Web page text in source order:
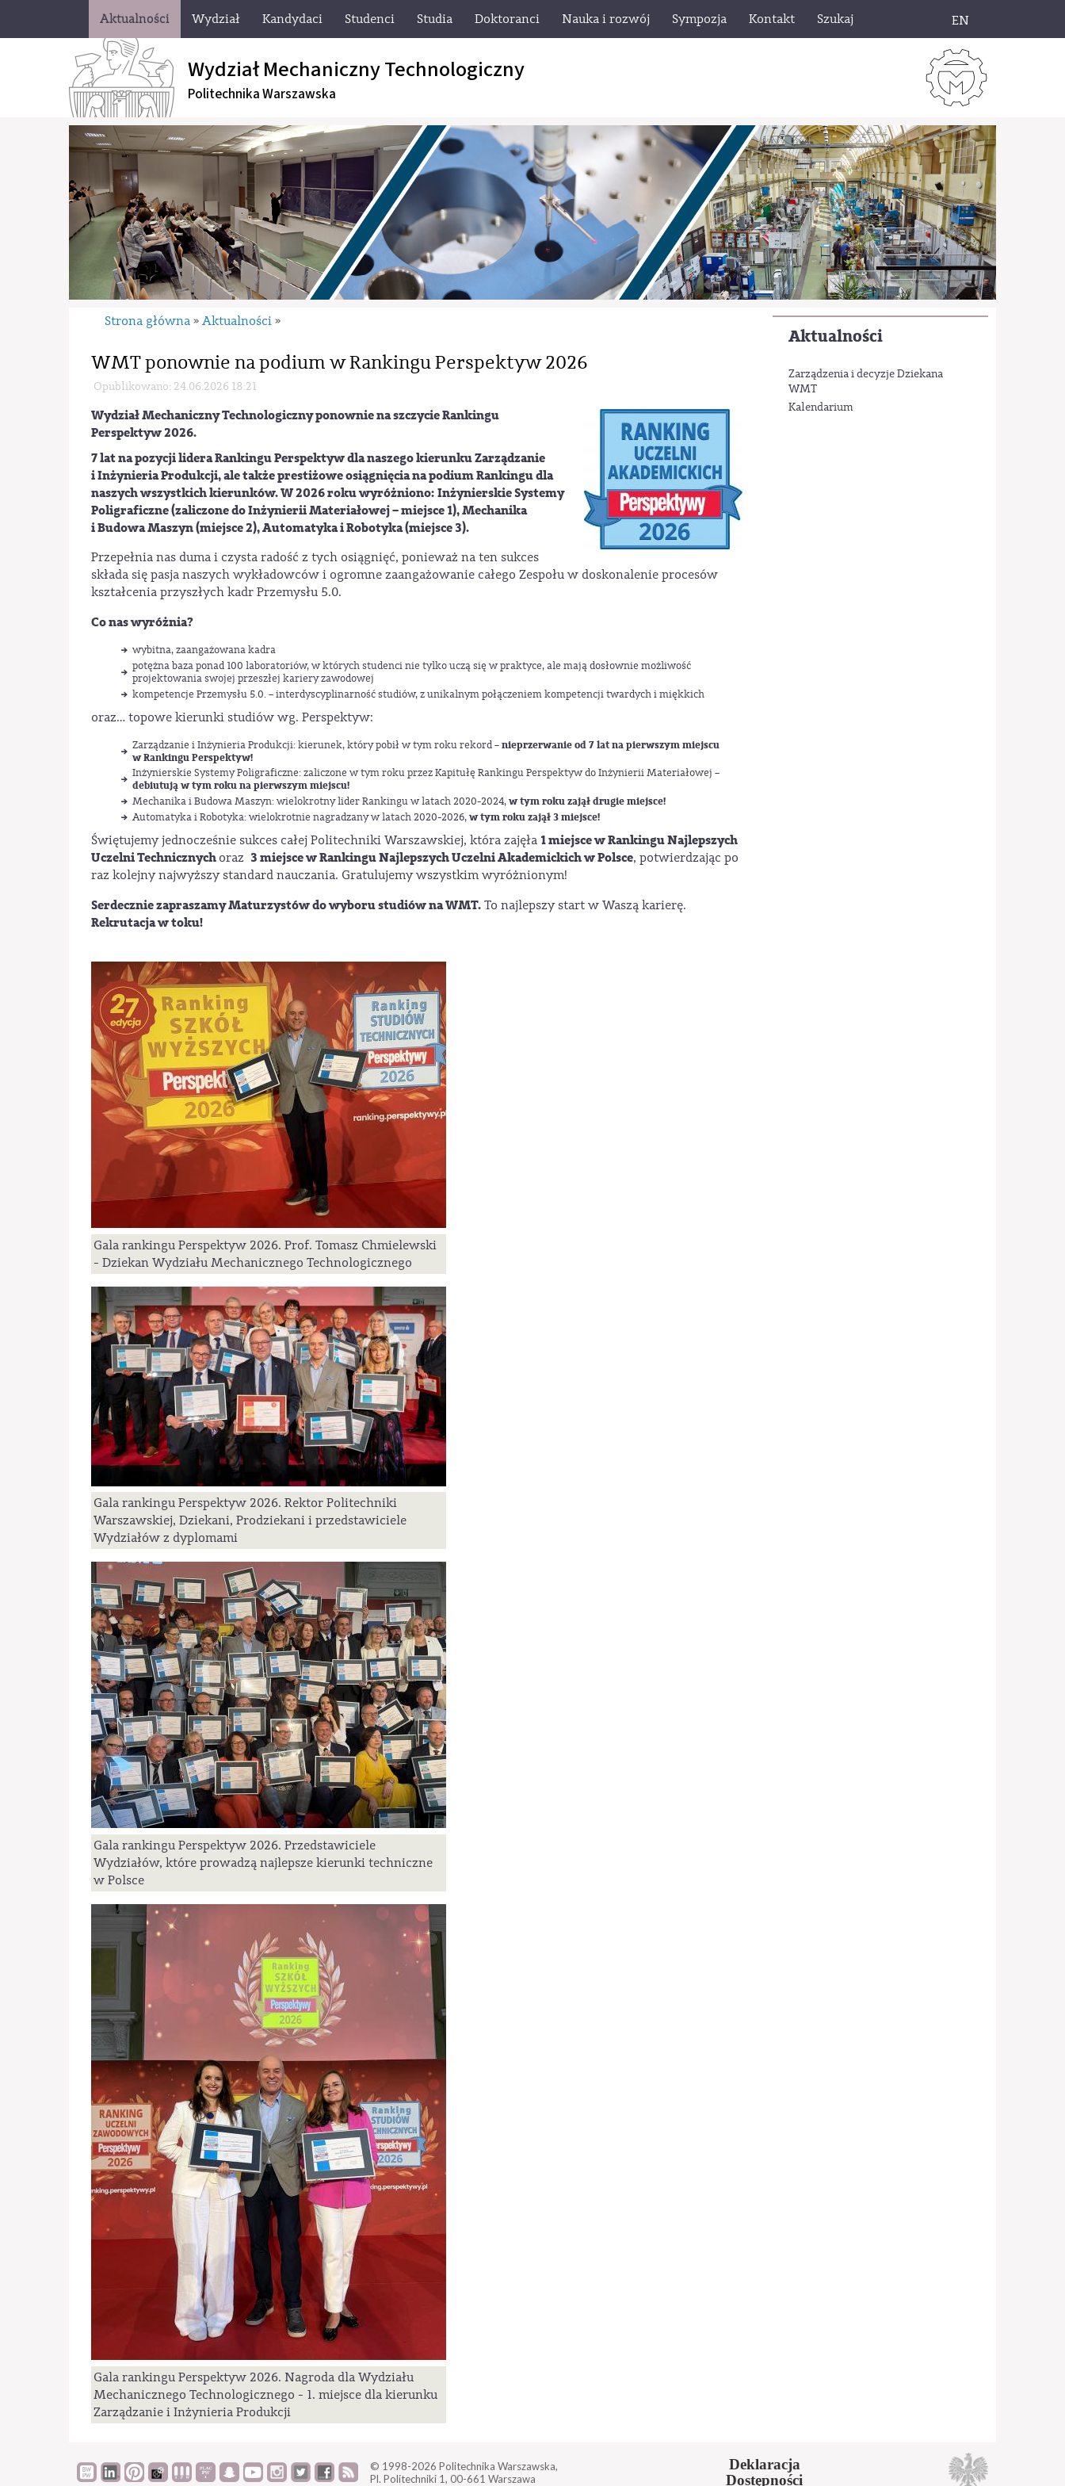
Aktualności Wydział Kandydaci Studenci Studia Doktoranci Nauka i rozwój Sympozja Kontakt Szukaj EN
Wydział Mechaniczny Technologiczny
Politechnika Warszawska
Aktualności
Zarządzenia i decyzje Dziekana
WMT
Kalendarium
Strona główna » Aktualności »
WMT ponownie na podium w Rankingu Perspektyw 2026
Opublikowano: 24.06.2026 18:21
Wydział Mechaniczny Technologicznyponownie na szczycieRankingu
Perspektyw 2026.
7 lat na pozycjilideraRankingu Perspektyw dla naszegokierunku Zarządzanie
i Inżynieria Produkcji, ale takżeprestiżowe osiągnięcia na podium Rankingu dla
naszych wszystkich kierunków. W 2026 roku wyróżniono: Inżynierskie Systemy
Poligraficzne (zaliczone do Inżynierii Materiałowej – miejsce 1), Mechanika
i Budowa Maszyn (miejsce 2), Automatyka i Robotyka (miejsce 3).
Przepełnia nas duma i czysta radość z tych osiągnięć, ponieważ na ten sukces
składa się pasja naszych wykładowców i ogromne zaangażowanie całego Zespołu w doskonalenie procesów
kształcenia przyszłych kadr Przemysłu 5.0.
Co nas wyróżnia?
wybitna, zaangażowana kadra
potężna baza ponad 100 laboratoriów, w których studenci nie tylko uczą się w praktyce, ale mają dosłownie możliwość
projektowania swojej przeszłej kariery zawodowej
kompetencje Przemysłu 5.0. – interdyscyplinarność studiów, z unikalnym połączeniem kompetencji twardych i miękkich
oraz… topowe kierunki studiów wg. Perspektyw:
Zarządzanie i Inżynieria Produkcji: kierunek, który pobił w tym roku rekord –nieprzerwanie od 7 lat na pierwszym miejscu
w Rankingu Perspektyw!
Inżynierskie Systemy Poligraficzne: zaliczone w tym roku przez Kapitułę Rankingu Perspektyw do Inżynierii Materiałowej –
debiutują w tym roku na pierwszym miejscu!
Mechanika i Budowa Maszyn: wielokrotny lider Rankingu w latach 2020-2024,w tym roku zajął drugie miejsce!
Automatyka i Robotyka: wielokrotnie nagradzany w latach 2020-2026,w tym roku zajął 3 miejsce!
Świętujemy jednocześnie sukces całej Politechniki Warszawskiej, która zajęła 1 miejsce w Rankingu Najlepszych
Uczelni Technicznych oraz 3 miejsce w Rankingu Najlepszych Uczelni Akademickich w Polsce, potwierdzając po
raz kolejny najwyższy standard nauczania. Gratulujemy wszystkim wyróżnionym!
Serdecznie zapraszamy Maturzystów do wyboru studiów na WMT. To najlepszy start w Waszą karierę.
Rekrutacja w toku!
Gala rankingu Perspektyw 2026. Prof. Tomasz Chmielewski
- Dziekan Wydziału Mechanicznego Technologicznego
Gala rankingu Perspektyw 2026. Rektor Politechniki
Warszawskiej, Dziekani, Prodziekani i przedstawiciele
Wydziałów z dyplomami
Gala rankingu Perspektyw 2026. Przedstawiciele
Wydziałów, które prowadzą najlepsze kierunki techniczne
w Polsce
Gala rankingu Perspektyw 2026. Nagroda dla Wydziału
Mechanicznego Technologicznego - 1. miejsce dla kierunku
Zarządzanie i Inżynieria Produkcji
© 1998-2026 Politechnika Warszawska,
Pl. Politechniki 1, 00-661 Warszawa
Deklaracja
Dostępności